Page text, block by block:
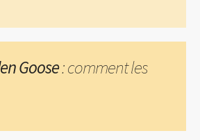
Goose: comment les